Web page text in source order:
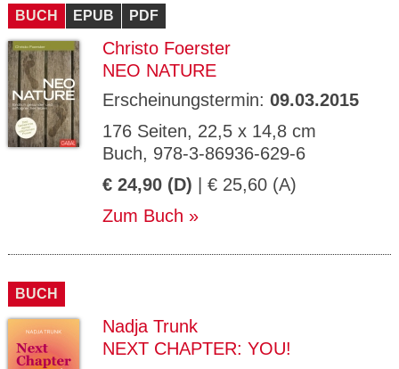
BUCH EPUB PDF
Christo Foerster
NEO NATURE
Erscheinungstermin: 09.03.2015
176 Seiten, 22,5 x 14,8 cm
Buch, 978-3-86936-629-6
€ 24,90 (D) | € 25,60 (A)
Zum Buch
BUCH
Nadja Trunk
NEXT CHAPTER: YOU!